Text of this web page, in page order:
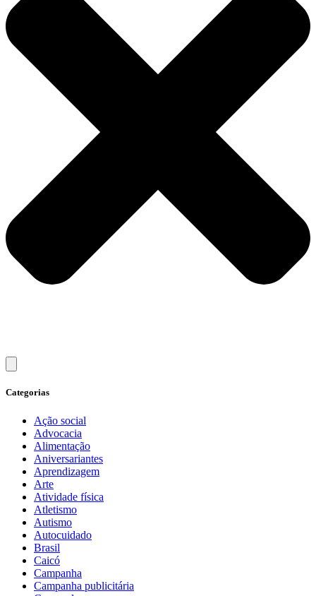
Categorias
Ação social
Advocacia
Alimentação
Aniversariantes
Aprendizagem
Arte
Atividade física
Atletismo
Autismo
Autocuidado
Brasil
Caicó
Campanha
Campanha publicitária